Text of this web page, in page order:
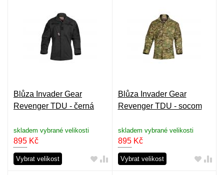
Blůza Invader Gear
Revenger TDU - černá
skladem vybrané velikosti
895 Kč
Vybrat velikost
Blůza Invader Gear
Revenger TDU - socom
skladem vybrané velikosti
895Kč
Vybrat velikost